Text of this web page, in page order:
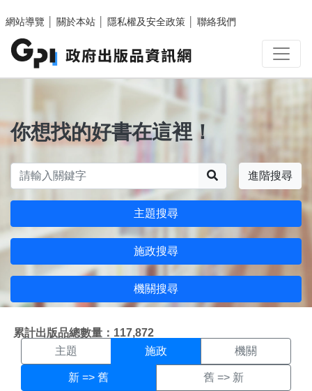
網站導覽
關於本站 隱私權及安全政策 聯絡我們
你想找的好書在這裡！
進階搜尋
主題搜尋
施政搜尋
機關搜尋
累計出版品總數量：117,872
施政搜尋結果頁面
主題 施政 機關
新 => 舊 舊 => 新